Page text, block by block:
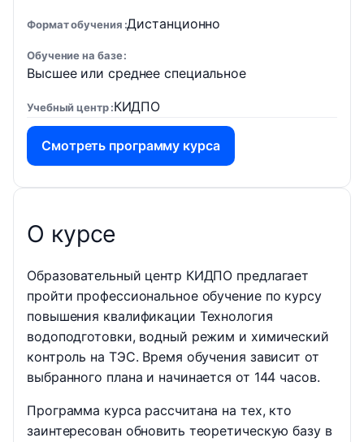
Формат обучения Дистанционно
Обучение на базе
Высшее или среднее специальное
Учебный центр КИДПО
Смотреть программу курса
О курсе
Образовательный центр КИДПО предлагает
пройти профессиональное обучение по курсу
повышения квалификации Технология
водоподготовки, водный режим и химический
контроль на ТЭС. Время обучения зависит от
выбранного плана и начинается от 144 часов.
Программа курса рассчитана на тех, кто
заинтересован обновить теоретическую базу в